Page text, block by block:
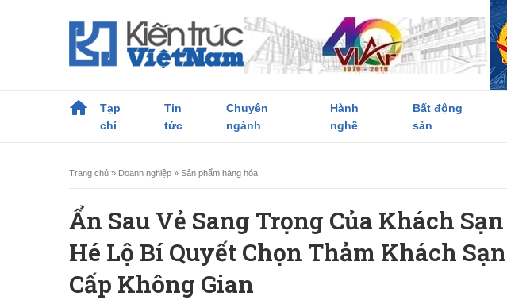
Tạp
chí
Tin
tức
Chuyên
ngành
Hành
nghề
Bất động
sản
Trang chủ » Doanh nghiệp » Sản phẩm hàng hóa
Ẩn Sau Vẻ Sang Trọng Của Khách Sạn
Hé Lộ Bí Quyết Chọn Thảm Khách
Cấp Không Gian